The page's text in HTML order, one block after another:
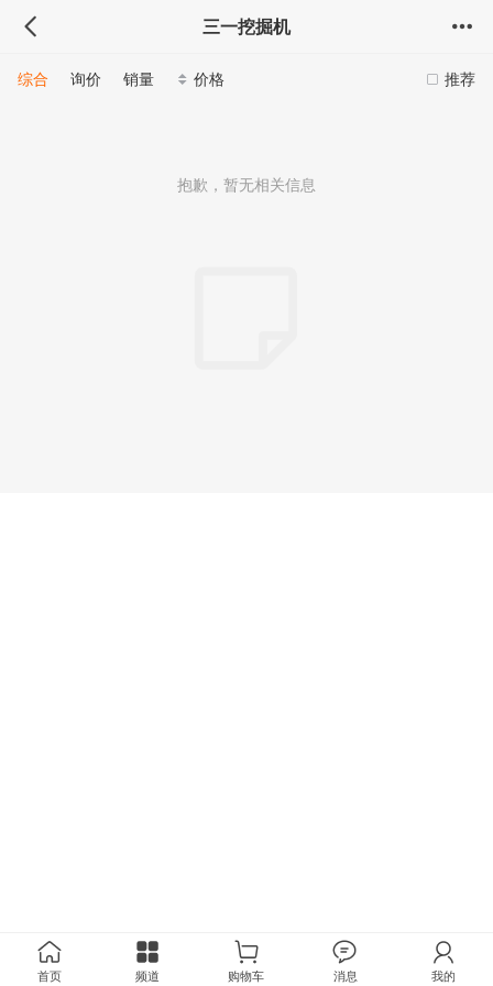
三一挖掘机
推荐
综合 询价 销量 价格
抱歉，暂无相关信息
首页 频道 购物车 消息 我的